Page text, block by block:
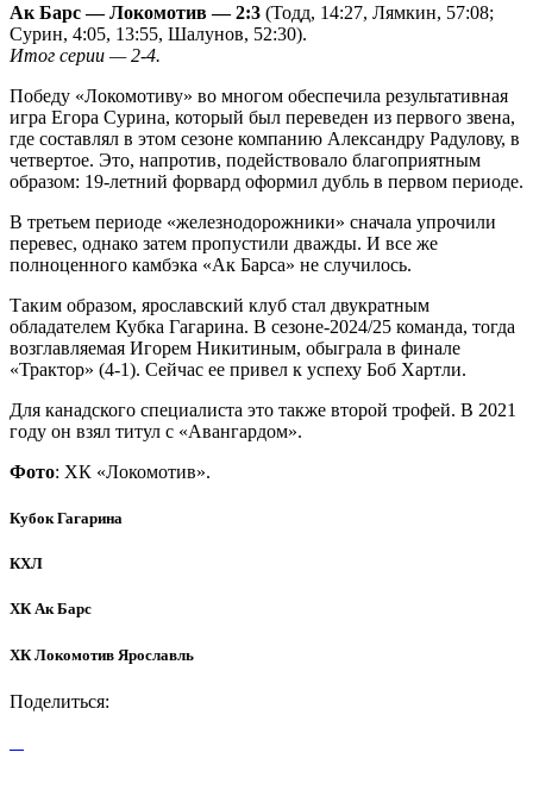
Ак Барс — Локомотив — 2:3 (Тодд, 14:27, Лямкин, 57:08;
Сурин, 4:05, 13:55, Шалунов, 52:30).
Итог серии — 2-4.
Победу «Локомотиву» во многом обеспечила результативная
игра Егора Сурина, который был переведен из первого звена,
где составлял в этом сезоне компанию Александру Радулову, в
четвертое. Это, напротив, подействовало благоприятным
образом: 19-летний форвард оформил дубль в первом периоде.
В третьем периоде «железнодорожники» сначала упрочили
перевес, однако затем пропустили дважды. И все же
полноценного камбэка «Ак Барса» не случилось.
Таким образом, ярославский клуб стал двукратным
обладателем Кубка Гагарина. В сезоне-2024/25 команда, тогда
возглавляемая Игорем Никитиным, обыграла в финале
«Трактор» (4-1). Сейчас ее привел к успеху Боб Хартли.
Для канадского специалиста это также второй трофей. В 2021
году он взял титул с «Авангардом».
Фото: ХК «Локомотив».
Кубок Гагарина
КХЛ
ХК Ак Барс
ХК Локомотив Ярославль
Поделиться: